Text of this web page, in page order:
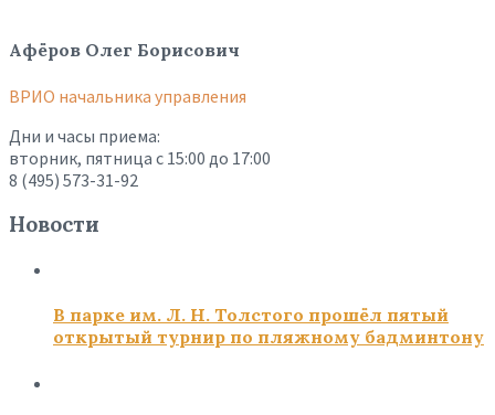
Афёров Олег Борисович
ВРИО начальника управления
Дни и часы приема:
вторник, пятница с 15:00 до 17:00
8 (495) 573-31-92
Новости
В парке им. Л. Н. Толстого прошёл пятый
открытый турнир по пляжному бадминтону